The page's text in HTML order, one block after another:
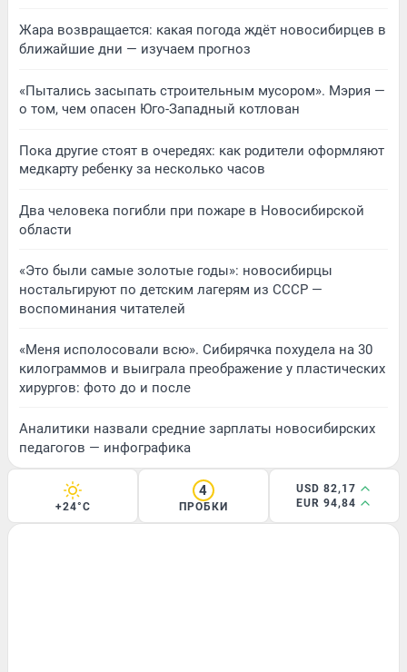
Жара возвращается: какая погода ждёт новосибирцев в
ближайшие дни — изучаем прогноз
«Пытались засыпать строительным мусором». Мэрия —
о том, чем опасен Юго-Западный котлован
Пока другие стоят в очередях: как родители оформляют
медкарту ребенку за несколько часов
Два человека погибли при пожаре в Новосибирской
области
«Это были самые золотые годы»: новосибирцы
ностальгируют по детским лагерям из СССР —
воспоминания читателей
«Меня исполосовали всю». Сибирячка похудела на 30
килограммов и выиграла преображение у пластических
хирургов: фото до и после
Аналитики назвали средние зарплаты новосибирских
педагогов — инфографика
+24°C
4
ПРОБКИ
USD 82,17
EUR 94,84